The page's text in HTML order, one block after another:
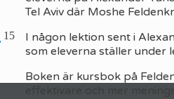
Tel Aviv där Moshe
I någon lektion sent i
som eleverna ställer under
Boken är kursbok på
15